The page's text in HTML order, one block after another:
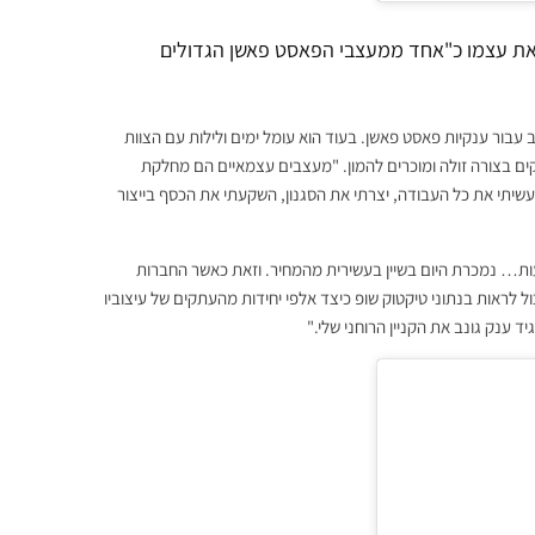
את עצמו כ"אחד ממעצבי הפאסט פאשן הגדולים
עבור ענקיות פאסט פאשן. בעוד הוא עומל ימים ולילות עם הצוות
בצורה זולה ומוכרים להמון. "מעצבים עצמאיים הם מחלקת
את כל העבודה, יצרתי את הסגנון, השקעתי את הכסף בייצור
נמכרת היום בשיין בעשירית מהמחיר. וזאת כאשר החברות
בנתוני טיקטוק שופ כיצד אלפי יחידות מהעתקים של עיצוביו
ענק גונב את הקניין הרוחני שלי."